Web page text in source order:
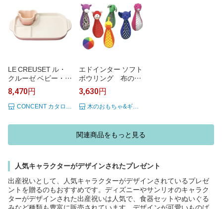
LE CREUSET ル・
クルーゼ ベビー・マ
ルチプレート＆ラム
カン 910349-00 出
産祝い 贈り物 プレ
離乳食 男の子 女の
記念 70 クマ ない C
ONCENT 父の日 お
中元 御中元
8,470円
エドインター ソフト
ボウリング 布のお
もちゃ 赤ちゃん 出
産祝い ベビー 誕生
日プレゼント 男の子
3歳 誕生祝 動物 アニ
マル ぬいぐるみ 子
供 ボーリング 玩具
プレゼント
3,630円
関連商品をもっと見る
人気キャラクターがデザインされたプレゼント
出産祝いとして、人気キャラクターがデザインされているプレゼ
ントを贈るのもおすすめです。ディズニーやサンリオのキャラク
ターがデザインされた出産祝いは人気で、食器セットやぬいぐる
みなど種類も豊富に販売されています。デザインが可愛いものば